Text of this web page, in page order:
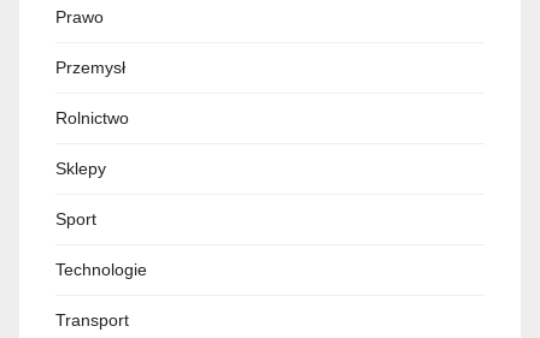
Prawo
Przemysł
Rolnictwo
Sklepy
Sport
Technologie
Transport